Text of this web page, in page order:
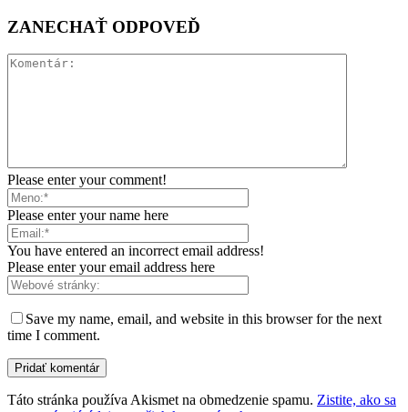
ZANECHAŤ ODPOVEĎ
Please enter your comment!
Please enter your name here
You have entered an incorrect email address!
Please enter your email address here
Save my name, email, and website in this browser for the next
time I comment.
Táto stránka používa Akismet na obmedzenie spamu. Zistite, ako sa